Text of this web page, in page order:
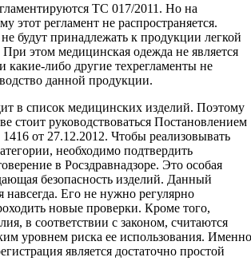
ТС 017/2011. Но на
этот регламент не распространяется.
будут принадлежать к продукции легкой
этом медицинская одежда не является
либо другие техрегламенты не
данной продукции.
в список медицинских изделий. Поэтому
стоит руководствоваться Постановлением
от 27.12.2012. Чтобы реализовывать
необходимо подтвердить
в Росздравнадзоре. Это особая
безопасность изделий. Данный
навсегда. Его не нужно регулярно
новые проверки. Кроме того,
в соответствии с законом, считаются
уровнем риска ее использования. Именно
является достаточно простой